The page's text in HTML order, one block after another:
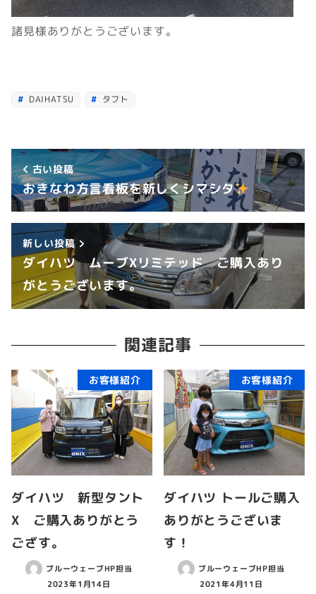
諸見様ありがとうございます。
DAIHATSU タフト
古い投稿
おきなわ方言看板を新しくシマシタ
新しい投稿
ダイハツ ムーブXリミテッド ご購入あり
がとうございます。
関連記事
お客様紹介
ダイハツ 新型タント
X ご購入ありがとう
ござす。
ブルーウェーブHP担当
2023年1月14日
お客様紹介
ダイハツ トールご購入
ありがとうございま
す！
ブルーウェーブHP担当
2021年4月11日